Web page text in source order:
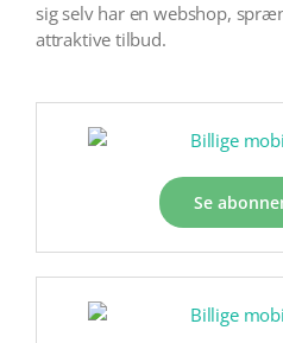
sig selv har en webshop,
attraktive tilbud.
Se